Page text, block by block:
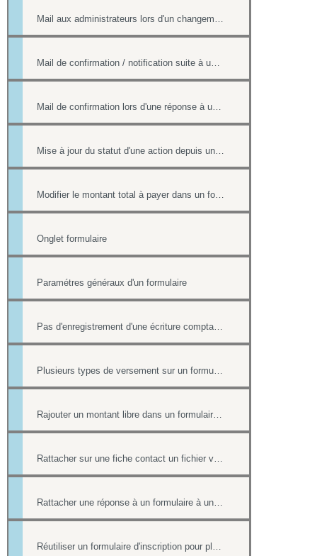
Mail aux administrateurs lors d'un changement de réponse existante
Mail de confirmation / notification suite à une réponse sur le formulaire
Mail de confirmation lors d'une réponse à un formulaire
Mise à jour du statut d'une action depuis un formulaire
Modifier le montant total à payer dans un formulaire
Onglet formulaire
Paramétres généraux d'un formulaire
Pas d'enregistrement d'une écriture comptable en cas de paiement ultérieur
Plusieurs types de versement sur un formulaire
Rajouter un montant libre dans un formulaire avec paiement
Rattacher sur une fiche contact un fichier venant d'une réponse à un formulaire.
Rattacher une réponse à un formulaire à une fiche contact de l'annuaire
Réutiliser un formulaire d'inscription pour plusieurs événement de l'Agenda